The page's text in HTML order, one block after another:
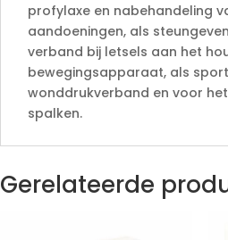
profylaxe en nabehandeling
aandoeningen, als
verband bij letsels aan het
bewegingsapparaat, als
wonddrukverband en voor
spalken.
Gerelateerde